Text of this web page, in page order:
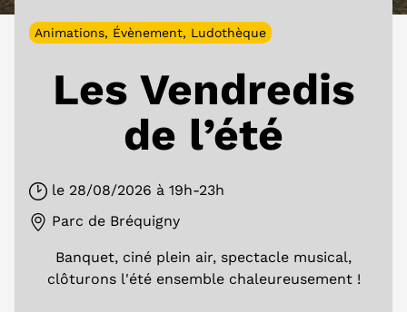
Animations, Évènement, Ludothèque
Les Vendredis
de l’été
le 28/08/2026 à 19h-23h
Parc de Bréquigny
Banquet, ciné plein air, spectacle musical,
clôturons l'été ensemble chaleureusement !